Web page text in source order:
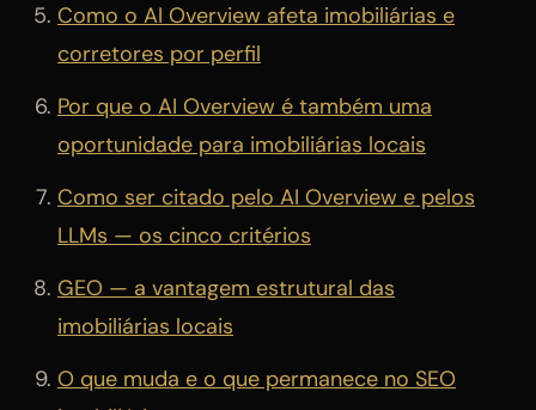
Como o AI Overview afeta imobiliárias e
corretores por perfil
Por que o AI Overview é também uma
oportunidade para imobiliárias locais
Como ser citado pelo AI Overview e pelos
LLMs — os cinco critérios
GEO — a vantagem estrutural das
imobiliárias locais
O que muda e o que permanece no SEO